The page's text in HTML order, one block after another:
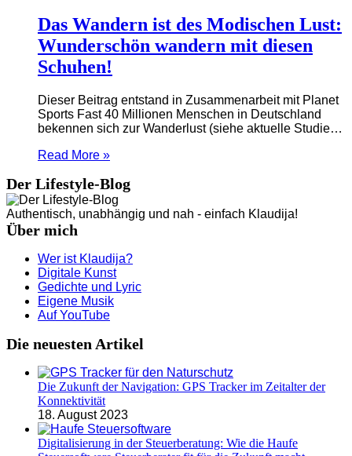
Das Wandern ist des Modischen Lust:
Wunderschön wandern mit diesen
Schuhen!
Dieser Beitrag entstand in Zusammenarbeit mit Planet
Sports Fast 40 Millionen Menschen in Deutschland
bekennen sich zur Wanderlust (siehe aktuelle Studie…
Read More »
Der Lifestyle-Blog
Authentisch, unabhängig und nah - einfach Klaudija!
Über mich
Wer ist Klaudija?
Digitale Kunst
Gedichte und Lyric
Eigene Musik
Auf YouTube
Die neuesten Artikel
Die Zukunft der Navigation: GPS Tracker im Zeitalter der
Konnektivität
18. August 2023
Digitalisierung in der Steuerberatung: Wie die Haufe